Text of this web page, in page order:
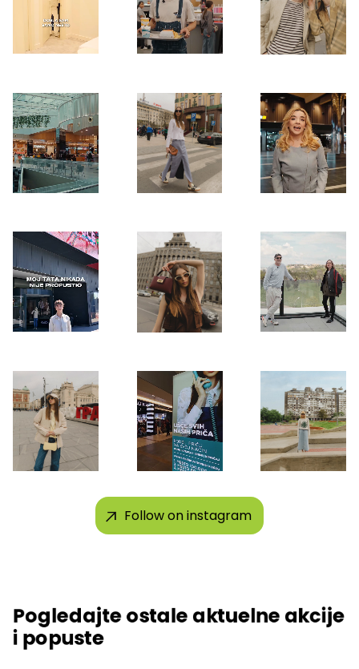
Follow on instagram
Pogledajte ostale aktuelne akcije
i popuste